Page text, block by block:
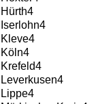
Hürth4
Iserlohn4
Kleve4
Köln4
Krefeld4
Leverkusen4
Lippe4